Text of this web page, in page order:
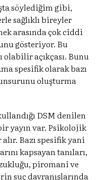
söylediğim gibi,
sağlıklı bireyler
arasında çok ciddi
gösteriyor. Bu
olabilir açıkçası. Bunu
spesifik olarak bazı
oluşturma
DSM denilen
yayın var. Psikolojik
Bazı spesifik yani
kapsayan tanıları,
piromani ve
suç davranışlarında